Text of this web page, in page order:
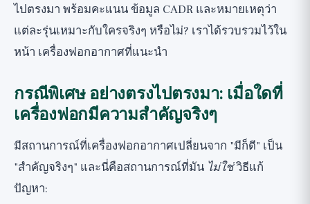
ไปตรงมา พร้อมคะแนน ข้อมูล CADR และหมายเหตุว่า
แต่ละรุ่นเหมาะกับใครจริงๆ หรือไม่? เราได้รวบรวมไว้ใน
หน้า เครื่องฟอกอากาศที่แนะนำ
กรณีพิเศษ อย่างตรงไปตรงมา: เมื่อใดที่
เครื่องฟอกมีความสำคัญจริงๆ
มีสถานการณ์ที่เครื่องฟอกอากาศเปลี่ยนจาก "มีก็ดี" เป็น
"สำคัญจริงๆ" และนี่คือสถานการณ์ที่มัน ไม่ใช่วิธีแก้
ปัญหา: